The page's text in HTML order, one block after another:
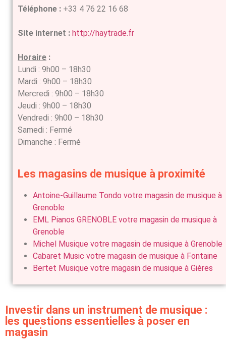
Téléphone : +33 4 76 22 16 68
Site internet : http://haytrade.fr
Horaire :
Lundi : 9h00 – 18h30
Mardi : 9h00 – 18h30
Mercredi : 9h00 – 18h30
Jeudi : 9h00 – 18h30
Vendredi : 9h00 – 18h30
Samedi : Fermé
Dimanche : Fermé
Les magasins de musique à proximité
Antoine-Guillaume Tondo votre magasin de musique à
Grenoble
EML Pianos GRENOBLE votre magasin de musique à
Grenoble
Michel Musique votre magasin de musique à Grenoble
Cabaret Music votre magasin de musique à Fontaine
Bertet Musique votre magasin de musique à Gières
Investir dans un instrument de musique :
les questions essentielles à poser en
magasin